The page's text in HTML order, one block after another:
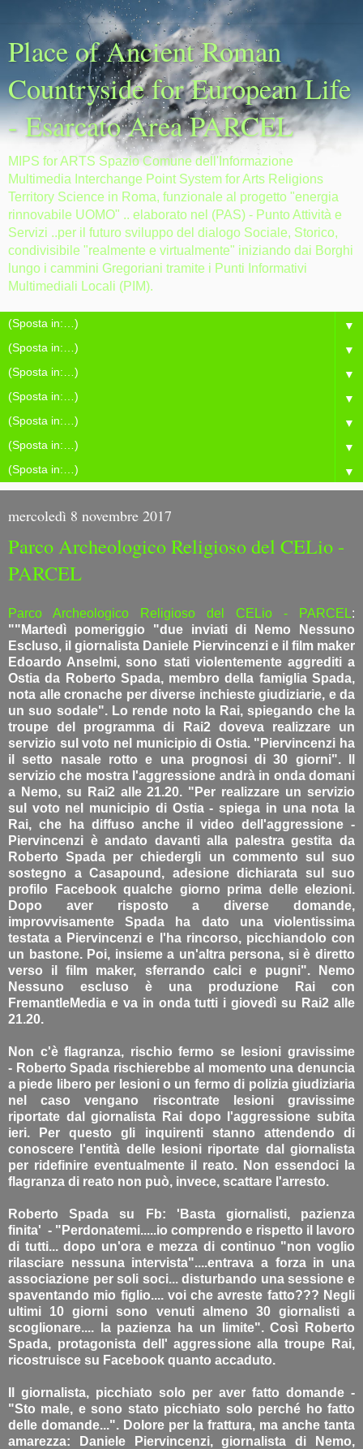
Place of Ancient Roman
Countryside for European Life
- Esarcato Area PARCEL
MIPS for ARTS Spazio Comune dell'Informazione
Multimedia Interchange Point System for Arts Religions
Territory Science in Roma, funzionale al progetto "energia
rinnovabile UOMO" .. elaborato nel (PAS) - Punto Attività e
Servizi ..per il futuro sviluppo del dialogo Sociale, Storico,
condivisibile "realmente e virtualmente" iniziando dai Borghi
lungo i cammini Gregoriani tramite i Punti Informativi
Multimediali Locali (PIM).
▼
▼
▼
▼
▼
▼
▼
mercoledì 8 novembre 2017
Parco Archeologico Religioso del CELio -
PARCEL
Parco Archeologico Religioso del CELio - PARCEL:
""Martedì pomeriggio "due inviati di Nemo Nessuno
Escluso, il giornalista Daniele Piervincenzi e il film maker
Edoardo Anselmi, sono stati violentemente aggrediti a
Ostia da Roberto Spada, membro della famiglia Spada,
nota alle cronache per diverse inchieste giudiziarie, e da
un suo sodale". Lo rende noto la Rai, spiegando che la
troupe del programma di Rai2 doveva realizzare un
servizio sul voto nel municipio di Ostia. "Piervincenzi ha
il setto nasale rotto e una prognosi di 30 giorni". Il
servizio che mostra l'aggressione andrà in onda domani
a Nemo, su Rai2 alle 21.20. "Per realizzare un servizio
sul voto nel municipio di Ostia - spiega in una nota la
Rai, che ha diffuso anche il video dell'aggressione -
Piervincenzi è andato davanti alla palestra gestita da
Roberto Spada per chiedergli un commento sul suo
sostegno a Casapound, adesione dichiarata sul suo
profilo Facebook qualche giorno prima delle elezioni.
Dopo aver risposto a diverse domande,
improvvisamente Spada ha dato una violentissima
testata a Piervincenzi e l'ha rincorso, picchiandolo con
un bastone. Poi, insieme a un'altra persona, si è diretto
verso il film maker, sferrando calci e pugni". Nemo
Nessuno escluso è una produzione Rai con
FremantleMedia e va in onda tutti i giovedì su Rai2 alle
21.20.
Non c'è flagranza, rischio fermo se lesioni gravissime
- Roberto Spada rischierebbe al momento una denuncia
a piede libero per lesioni o un fermo di polizia giudiziaria
nel caso vengano riscontrate lesioni gravissime
riportate dal giornalista Rai dopo l'aggressione subita
ieri. Per questo gli inquirenti stanno attendendo di
conoscere l'entità delle lesioni riportate dal giornalista
per ridefinire eventualmente il reato. Non essendoci la
flagranza di reato non può, invece, scattare l'arresto.
Roberto Spada su Fb: 'Basta giornalisti, pazienza
finita' - "Perdonatemi.....io comprendo e rispetto il lavoro
di tutti... dopo un'ora e mezza di continuo "non voglio
rilasciare nessuna intervista"....entrava a forza in una
associazione per soli soci... disturbando una sessione e
spaventando mio figlio.... voi che avreste fatto??? Negli
ultimi 10 giorni sono venuti almeno 30 giornalisti a
scoglionare.... la pazienza ha un limite". Così Roberto
Spada, protagonista dell' aggressione alla troupe Rai,
ricostruisce su Facebook quanto accaduto.
Il giornalista, picchiato solo per aver fatto domande -
"Sto male, e sono stato picchiato solo perché ho fatto
delle domande...". Dolore per la frattura, ma anche tanta
amarezza: Daniele Piervincenzi, giornalista di Nemo,